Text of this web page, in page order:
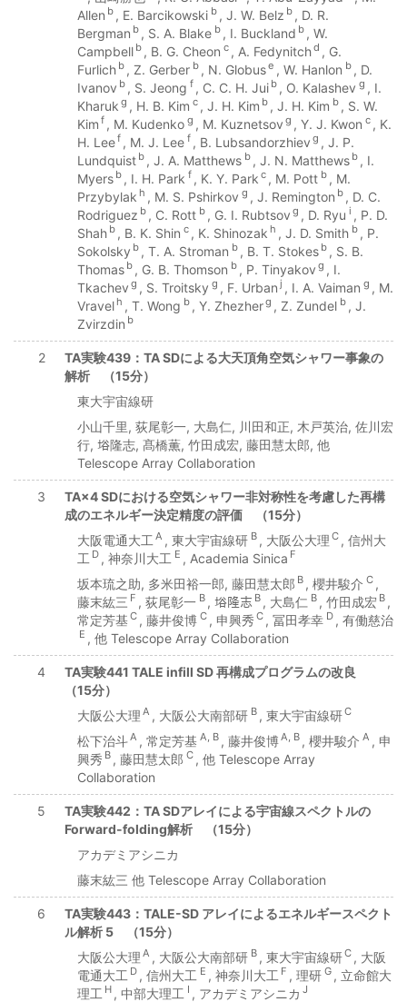
Allen b , E. Barcikowski b , J. W. Belz b , D. R.
Bergman b , S. A. Blake b , I. Buckland b , W.
Campbell b , B. G. Cheon c , A. Fedynitchd , G.
Furlich b , Z. Gerber b , N. Globuse , W. Hanlon b , D.
Ivanov b , S. Jeong f , C. C. H. Jui b , O. Kalashev g , I.
Kharuk g , H. B. Kim c , J. H. Kim b , J. H. Kim b , S. W.
Kim f , M. Kudenko g , M. Kuznetsov g , Y. J. Kwon c , K.
H. Leef , M. J. Lee f , B. Lubsandorzhiev g , J. P.
Lundquist b , J. A. Matthews b , J. N. Matthews b , I.
Myers b , I. H. Park f , K. Y. Park c , M. Pott b , M.
Przybylak h , M. S. Pshirkov g , J. Remington b , D. C.
Rodriguez b , C. Rott b , G. I. Rubtsov g , D. Ryu i , P. D.
Shah b , B. K. Shin c , K. Shinozak h , J. D. Smith b , P.
Sokolsky b , T. A. Stroman b , B. T. Stokes b , S. B.
Thomas b , G. B. Thomson b , P. Tinyakov g , I.
Tkachev g , S. Troitsky g , F. Urban j , I. A. Vaiman g , M.
Vravel h , T. Wong b , Y. Zhezherg , Z. Zundel b , J.
Zvirzdin b
2
TA実験439：TA SDによる大天頂角空気シャワー事象の
解析 （15分）
東大宇宙線研
小山千里, 荻尾彰一, 大島仁, 川田和正, 木戸英治, 佐川宏
行, 﨏隆志, 髙橋薫, 竹田成宏, 藤田慧太郎, 他
Telescope Array Collaboration
3
TA×4 SDにおける空気シャワー非対称性を考慮した再構
成のエネルギー決定精度の評価 （15分）
大阪電通大工 A , 東大宇宙線研 B , 大阪公大理 C , 信州大
工 D , 神奈川大工 E , Academia Sinica F
坂本琉之助, 多米田裕一郎, 藤田慧太郎 B , 櫻井駿介 C ,
藤末紘三 F , 荻尾彰一 B , 﨏隆志 B , 大島仁 B , 竹田成宏 B ,
常定芳基C , 藤井俊博 C , 申興秀 C , 冨田孝幸 D , 有働慈治
E , 他 Telescope Array Collaboration
4
TA実験441 TALE infill SD 再構成プログラムの改良
（15分）
大阪公大理 A , 大阪公大南部研 B , 東大宇宙線研C
松下治斗A , 常定芳基 A, B , 藤井俊博A, B , 櫻井駿介 A , 申
興秀 B , 藤田慧太郎 C , 他 Telescope Array
Collaboration
5
TA実験442：TA SDアレイによる宇宙線スペクトルの
Forward-folding解析 （15分）
アカデミアシニカ
藤末紘三 他 Telescope Array Collaboration
6
TA実験443：TALE-SD アレイによるエネルギースペクト
ル解析 5 （15分）
大阪公大理 A , 大阪公大南部研 B , 東大宇宙線研C , 大阪
電通大工 D , 信州大工 E , 神奈川大工 F , 理研 G , 立命館大
理工 H , 中部大理工 I , アカデミアシニカ J